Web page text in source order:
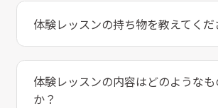
体験レッスンの持ち物を教えてくだ
体験レッスンの内容はどのような
か？